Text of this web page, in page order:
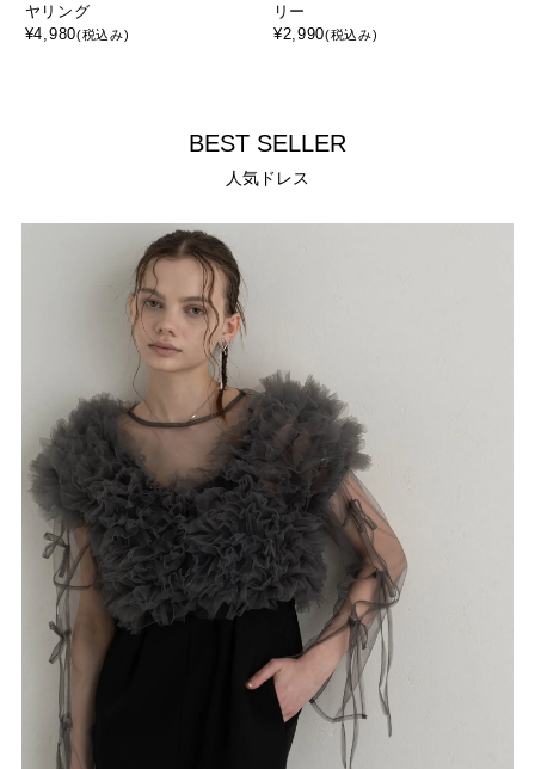
ヤリング
¥4,980(税込み)
リー
¥2,990(税込み)
BEST SELLER
人気ドレス